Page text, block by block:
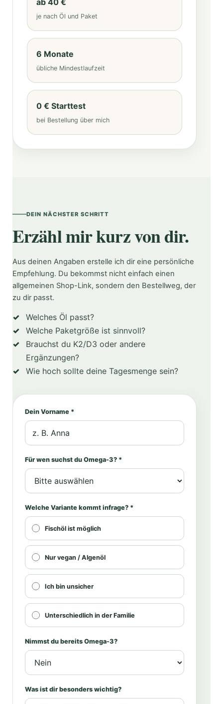
ab 40 €
je nach Öl und Paket
6 Monate
übliche Mindestlaufzeit
0 € Starttest
bei Bestellung über mich
DEIN NÄCHSTER SCHRITT
Erzähl mir kurz von dir.
Aus deinen Angaben erstelle ich dir eine persönliche
Empfehlung. Du bekommst nicht einfach einen
allgemeinen Shop-Link, sondern den Bestellweg, der
zu dir passt.
Welches Öl passt?
Welche Paketgröße ist sinnvoll?
Brauchst du K2/D3 oder andere
Ergänzungen?
Wie hoch sollte deine Tagesmenge sein?
Dein Vorname *
Für wen suchst du Omega-3? *
Welche Variante kommt infrage? *
Fischöl ist möglich
Nur vegan / Algenöl
Ich bin unsicher
Unterschiedlich in der Familie
Nimmst du bereits Omega-3?
Was ist dir besonders wichtig?